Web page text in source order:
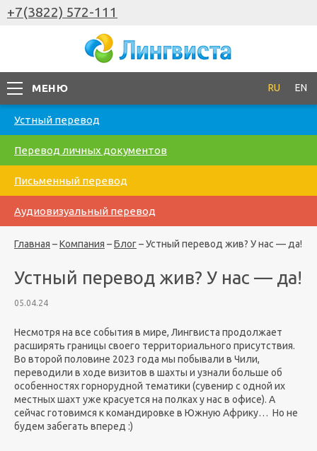
+7(3822) 572-111
МЕНЮ RU EN
Устный перевод
Перевод личных документов
Письменный перевод
Аудиовизуальный перевод
Главная –Компания –Блог–Устный перевод жив? У нас — да!
Устный перевод жив? У нас — да!
05.04.24
Несмотря на все события в мире, Лингвиста продолжает
расширять границы своего территориального присутствия.
Во второй половине 2023 года мы побывали в Чили,
переводили в ходе визитов в шахты и узнали больше об
особенностях горнорудной тематики (сувенир с одной их
местных шахт уже красуется на полках у нас в офисе). А
сейчас готовимся к командировке в Южную Африку… Но не
будем забегать вперед :)